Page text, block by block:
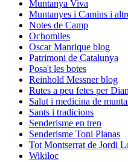
Muntanya Viva
Muntanyes i Camins i
Notes de Camp
Ochomiles
Oscar Manrique blog
Patrimoni de Catalunya
Posa't les botes
Reinhold Messner blog
Rutes a peu fetes per
Salut i medicina de
Sants i tradicions
Senderisme en tren
Senderisme Toni Planas
Tot Montserrat de Jordi
Wikiloc